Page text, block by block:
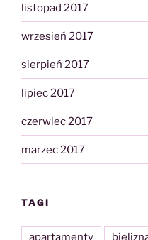
listopad 2017
wrzesień 2017
sierpień 2017
lipiec 2017
czerwiec 2017
marzec 2017
TAGI
apartamenty